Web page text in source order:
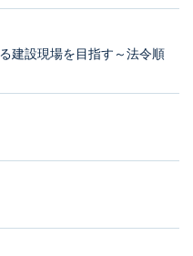
建設現場を目指す～法令順